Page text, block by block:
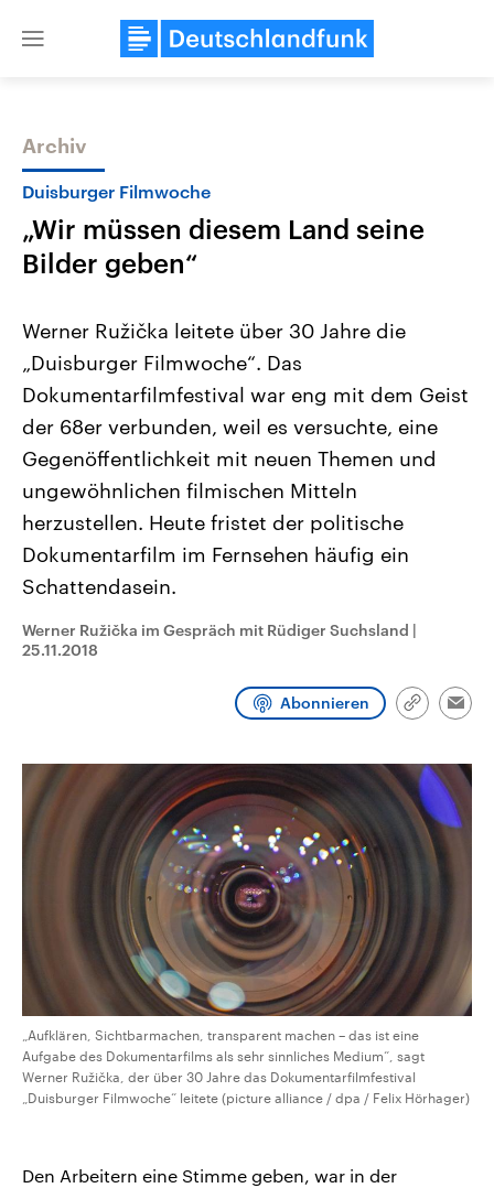
Close
Themen
Landtagswahl Sachsen-Anhalt
2026
Alle Informationen
Sachsen-Anhalt wählt am 6.
September 2026 einen neuen
Landtag. Seit 2021 wird das
Bundesland von einer Koalition aus
CDU, SPD und FDP regiert.-
Umfragen, Prognosen,
Wahlprogramme, aktuelle Berichte
und Hintergründe zu den Parteien
und Kandidaten der anstehenden
Wahl.
Aktuelle Beiträge,
Hintergründe
Wirtschaftlich und
gehören die Vereinigten
den mächtigsten Ländern
mit großem Einfluss auf
Sendungen Programm Podcasts
Archiv
Duisburger Filmwoche
„Wir müssen diesem Land seine
Bilder geben“
Werner Ružička leitete über 30 Jahre die
„Duisburger Filmwoche“. Das
Dokumentarfilmfestival war eng mit dem Geist
der 68er verbunden, weil es versuchte, eine
Gegenöffentlichkeit mit neuen Themen und
ungewöhnlichen filmischen Mitteln
herzustellen. Heute fristet der politische
Dokumentarfilm im Fernsehen häufig ein
Schattendasein.
Werner Ružička im Gespräch mit Rüdiger Suchsland |
25.11.2018
Abonnieren
Link
„Aufklären, Sichtbarmachen, transparent machen – das ist eine
Aufgabe des Dokumentarfilms als sehr sinnliches Medium“, sagt
Werner Ružička, der über 30 Jahre das Dokumentarfilmfestival
„Duisburger Filmwoche“ leitete (picture alliance / dpa / Felix Hörhager)
Den Arbeitern eine Stimme geben, war in der